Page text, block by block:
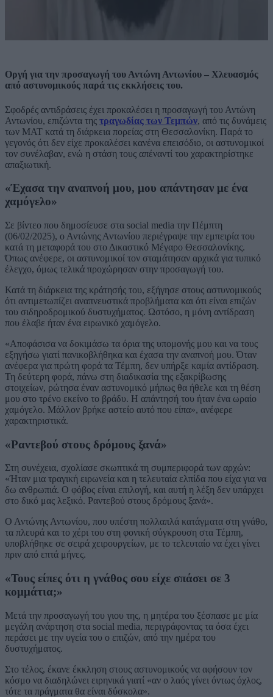
Οργή για την προσαγωγή του Αντώνη Αντωνίου – Χλευασμός
από αστυνομικούς παρά τις εκκλήσεις του.
Σφοδρές αντιδράσεις έχει προκαλέσει η προσαγωγή του Αντώνη
Αντωνίου, επιζώντα της τραγωδίας των Τεμπών, από τις δυνάμεις
των ΜΑΤ κατά τη διάρκεια πορείας στη Θεσσαλονίκη. Παρά το
γεγονός ότι δεν είχε προκαλέσει κανένα επεισόδιο, οι αστυνομικοί
τον συνέλαβαν, ενώ η στάση τους απέναντί του χαρακτηρίστηκε
απαξιωτική.
«Έχασα την αναπνοή μου, μου απάντησαν με ένα
χαμόγελο»
Σε βίντεο που δημοσίευσε στα social media την Πέμπτη
(06/02/2025), ο Αντώνης Αντωνίου περιέγραψε την εμπειρία του
κατά τη μεταφορά του στο Δικαστικό Μέγαρο Θεσσαλονίκης.
Όπως ανέφερε, οι αστυνομικοί τον σταμάτησαν αρχικά για τυπικό
έλεγχο, όμως τελικά προχώρησαν στην προσαγωγή του.
Κατά τη διάρκεια της κράτησής του, εξήγησε στους αστυνομικούς
ότι αντιμετωπίζει αναπνευστικά προβλήματα και ότι είναι επιζών
του σιδηροδρομικού δυστυχήματος. Ωστόσο, η μόνη αντίδραση
που έλαβε ήταν ένα ειρωνικό χαμόγελο.
«Αποφάσισα να δοκιμάσω τα όρια της υπομονής μου και να τους
εξηγήσω γιατί πανικοβλήθηκα και έχασα την αναπνοή μου. Όταν
ανέφερα για πρώτη φορά τα Τέμπη, δεν υπήρξε καμία αντίδραση.
Τη δεύτερη φορά, πάνω στη διαδικασία της εξακρίβωσης
στοιχείων, ρώτησα έναν αστυνομικό μήπως θα ήθελε και τη θέση
μου στο τρένο εκείνο το βράδυ. Η απάντησή του ήταν ένα ωραίο
χαμόγελο. Μάλλον βρήκε αστείο αυτό που είπα», ανέφερε
χαρακτηριστικά.
«Ραντεβού στους δρόμους ξανά»
Στη συνέχεια, σχολίασε σκωπτικά τη συμπεριφορά των αρχών:
«Ήταν μια τραγική ειρωνεία και η τελευταία ελπίδα που είχα για να
δω ανθρωπιά. Ο φόβος είναι επιλογή, και αυτή η λέξη δεν υπάρχει
στο δικό μας λεξικό. Ραντεβού στους δρόμους ξανά».
Ο Αντώνης Αντωνίου, που υπέστη πολλαπλά κατάγματα στη γνάθο,
τα πλευρά και το χέρι του στη φονική σύγκρουση στα Τέμπη,
υποβλήθηκε σε σειρά χειρουργείων, με το τελευταίο να έχει γίνει
πριν από επτά μήνες.
«Τους είπες ότι η γνάθος σου είχε σπάσει σε 3
κομμάτια;»
Μετά την προσαγωγή του γιου της, η μητέρα του ξέσπασε με μία
μεγάλη ανάρτηση στα social media, περιγράφοντας τα όσα έχει
περάσει με την υγεία του ο επιζών, από την ημέρα του
δυστυχήματος.
Στο τέλος, έκανε έκκληση στους αστυνομικούς να αφήσουν τον
κόσμο να διαδηλώνει ειρηνικά γιατί «αν ο λαός γίνει όντως όχλος,
τότε τα πράγματα θα είναι δύσκολα».